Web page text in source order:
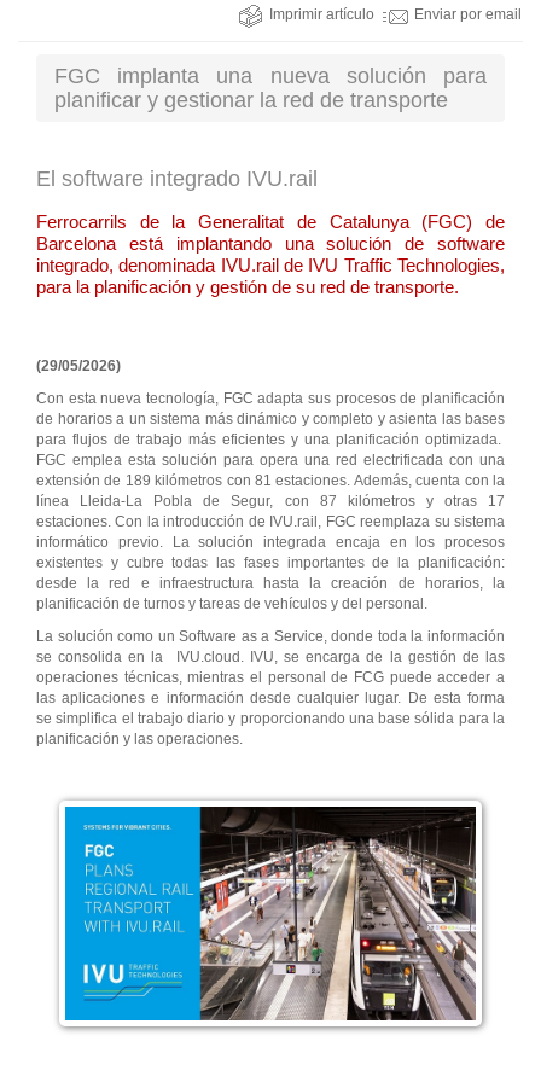
Imprimir artículo Enviar por email
FGC implanta una nueva solución para
planificar y gestionar la red de transporte
El software integrado IVU.rail
Ferrocarrils de la Generalitat de Catalunya (FGC) de
Barcelona está implantando una solución de software
integrado, denominada IVU.rail de IVU Traffic Technologies,
para la planificación y gestión de su red de transporte.
(29/05/2026)
Con esta nueva tecnología, FGC adapta sus procesos de planificación
de horarios a un sistema más dinámico y completo y asienta las bases
para flujos de trabajo más eficientes y una planificación optimizada.
FGC emplea esta solución para opera una red electrificada con una
extensión de 189 kilómetros con 81 estaciones. Además, cuenta con la
línea Lleida-La Pobla de Segur, con 87 kilómetros y otras 17
estaciones. Con la introducción de IVU.rail, FGC reemplaza su sistema
informático previo. La solución integrada encaja en los procesos
existentes y cubre todas las fases importantes de la planificación:
desde la red e infraestructura hasta la creación de horarios, la
planificación de turnos y tareas de vehículos y del personal.
La solución como un Software as a Service, donde toda la información
se consolida en la IVU.cloud. IVU, se encarga de la gestión de las
operaciones técnicas, mientras el personal de FCG puede acceder a
las aplicaciones e información desde cualquier lugar. De esta forma
se simplifica el trabajo diario y proporcionando una base sólida para la
planificación y las operaciones.